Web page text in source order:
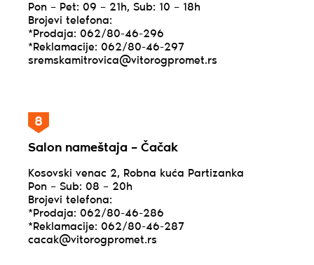
Pon – Pet: 09 – 21h, Sub: 10 – 18h
Brojevi telefona:
*Prodaja: 062/80-46-296
*Reklamacije: 062/80-46-297
sremskamitrovica@vitorogpromet.rs
Salon nameštaja – Čačak
Kosovski venac 2, Robna kuća Partizanka
Pon – Sub: 08 – 20h
Brojevi telefona:
*Prodaja: 062/80-46-286
*Reklamacije: 062/80-46-287
cacak@vitorogpromet.rs